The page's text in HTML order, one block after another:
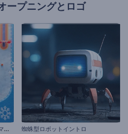
ープニングとロゴ
「
お祝いのピンボール」クリスマスのグリーティング 蜘蛛型ロボットイントロ